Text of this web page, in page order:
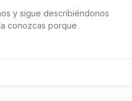
y sigue describiéndonos
conozcas porque